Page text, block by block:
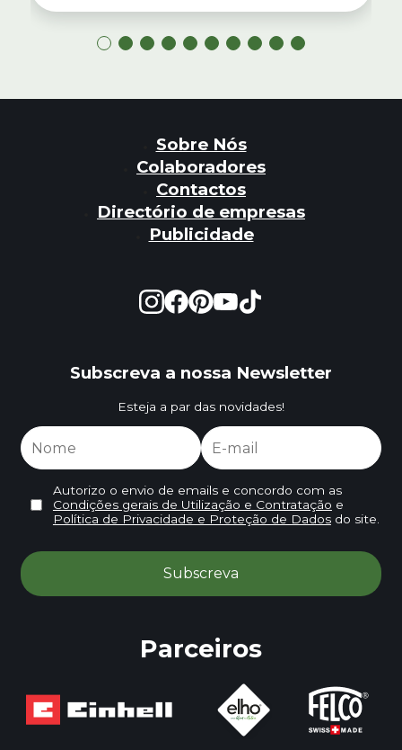
Sobre Nós
Colaboradores
Contactos
Directório de empresas
Publicidade
Subscreva a nossa Newsletter
Esteja a par das novidades!
Autorizo o envio de emails e concordo com as
Condições gerais de Utilização e Contratação e
Política de Privacidade e Proteção de Dadosdo site.
Parceiros